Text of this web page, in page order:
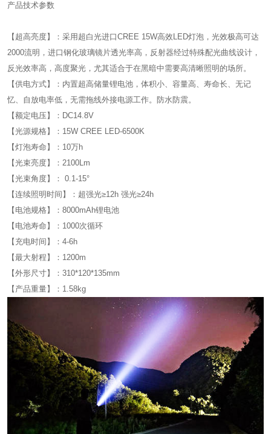
产品技术参数
【超高亮度】：采用超白光进口CREE 15W高效LED灯泡，光效极高可达
2000流明，进口钢化玻璃镜片透光率高，反射器经过特殊配光曲线设计，
反光效率高，高度聚光，尤其适合于在黑暗中需要高清晰照明的场所。
【供电方式】：内置超高储量锂电池，体积小、容量高、寿命长、无记
忆、自放电率低，无需拖线外接电源工作。防水防震。
【额定电压】：DC14.8V
【光源规格】：15W CREE LED-6500K
【灯泡寿命】：10万h
【光束亮度】：2100Lm
【光束角度】： 0.1-15°
【连续照明时间】：超强光≥12h 强光≥24h
【电池规格】：8000mAh锂电池
【电池寿命】：1000次循环
【充电时间】：4-6h
【最大射程】：1200m
【外形尺寸】：310*120*135mm
【产品重量】：1.58kg